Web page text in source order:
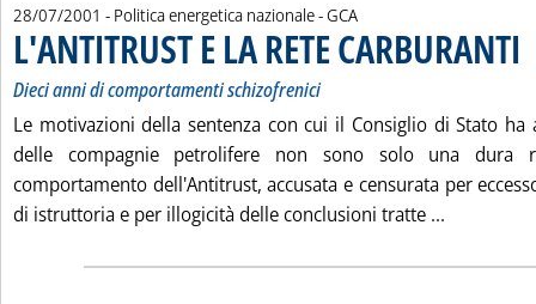
28/07/2001 - Politica energetica nazionale -di:
GCA
L'ANTITRUST E LA RETE CARBURANTI
Dieci anni di comportamenti schizofrenici
Le motivazioni della sentenza con cui il Consiglio di Stato ha
delle compagnie petrolifere non sono solo una dura
comportamento dell'Antitrust, accusata e censurata per
di istruttoria e per illogicità delle conclusioni tratte ...